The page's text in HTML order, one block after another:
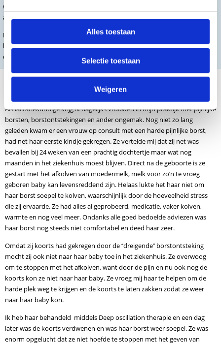
Alles toestaan
Selectie toestaan
Weigeren
waardoor afvalstoffen en gifstoffen sneller uit het lichaam worden
afgevoerd en het natuurlijke genezingsproces wordt bevorderd.
Een lactatiekundige kan de therapie gebruiken als onderdeel van het
behandelplan om moeders te helpen bij het oplossen van complicaties
om op een prettige manier de borstvoeding voort te kunnen zetten.
De Deep Oscillation in de
Als lactatiekundige krijg ik dagelijks vrouwen in mijn praktijk met pijnlijke
borsten, borstontstekingen en ander ongemak. Nog niet zo lang
geleden kwam er een vrouw op consult met een harde pijnlijke borst,
had net haar eerste kindje gekregen. Ze vertelde mij dat zij net was
bevallen bij 24 weken van een prachtig dochtertje maar wat nog
maanden in het ziekenhuis moest blijven. Direct na de geboorte is ze
gestart met het afkolven van moedermelk, melk voor zo’n te vroeg
geboren baby kan levensreddend zijn. Helaas lukte het haar niet om
haar borst soepel te kolven, waarschijnlijk door de hoeveelheid stress
die zij ervaarde. Ze had alles al geprobeerd, medicatie, vaker kolven,
warmte en nog veel meer. Ondanks alle goed bedoelde adviezen was
haar borst nog steeds niet comfortabel en deed haar zeer.
Omdat zij koorts had gekregen door de ‘’dreigende’’ borstontsteking
mocht zij ook niet naar haar baby toe in het ziekenhuis. Ze overwoog
om te stoppen met het afkolven, want door de pijn en nu ook nog de
koorts kon ze niet naar haar baby. Ze vroeg mij haar te helpen om de
harde plek weg te krijgen en de koorts te laten zakken zodat ze weer
naar haar baby kon.
Ik heb haar behandeld middels Deep oscillation therapie en een dag
later was de koorts verdwenen en was haar borst weer soepel. Ze was
enorm opgelucht dat ze niet hoefde te stoppen met het geven van